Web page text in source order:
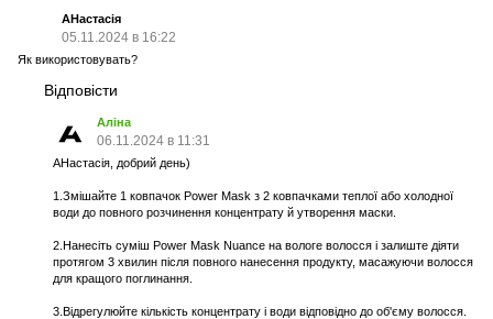
АНастасія
05.11.2024 в 16:22
Як використовувать?
Відповісти
Аліна
06.11.2024 в 11:31
АНастасія, добрий день)
1.Змішайте 1 ковпачок Power Mask з 2 ковпачками теплої або холодної
води до повного розчинення концентрату й утворення маски.
2.Нанесіть суміш Power Mask Nuance на вологе волосся і залиште діяти
протягом 3 хвилин після повного нанесення продукту, масажуючи волосся
для кращого поглинання.
3.Відрегулюйте кількість концентрату і води відповідно до об'єму волосся.